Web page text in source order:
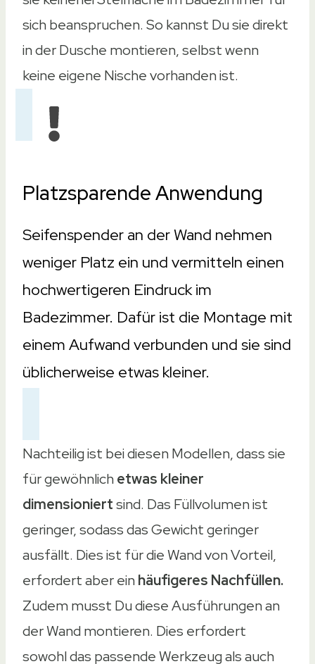
sich beanspruchen. So kannst Du sie direkt
in der Dusche montieren, selbst wenn
keine eigene Nische vorhanden ist.
Platzsparende Anwendung
Seifenspender an der Wand nehmen
weniger Platz ein und vermitteln einen
hochwertigeren Eindruck im
Badezimmer. Dafür ist die Montage mit
einem Aufwand verbunden und sie sind
üblicherweise etwas kleiner.
Nachteilig ist bei diesen Modellen, dass sie
für gewöhnlichetwas kleiner
dimensioniertsind. Das Füllvolumen ist
geringer, sodass das Gewicht geringer
ausfällt. Dies ist für die Wand von Vorteil,
erfordert aber einhäufigeres Nachfüllen.
Zudem musst Du diese Ausführungen an
der Wand montieren. Dies erfordert
sowohl das passende Werkzeug als auch